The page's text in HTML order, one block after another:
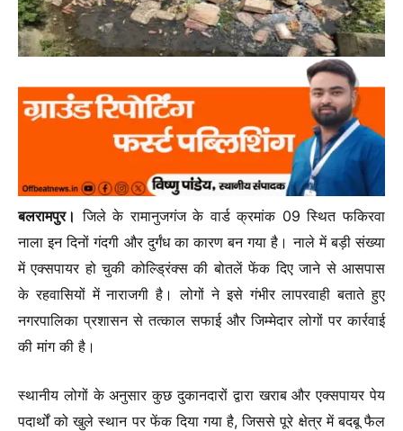
बलरामपुर। जिले के रामानुजगंज के वार्ड क्रमांक 09 स्थित फकिरवा
नाला इन दिनों गंदगी और दुर्गंध का कारण बन गया है। नाले में बड़ी संख्या
में एक्सपायर हो चुकी कोल्ड्रिंक्स की बोतलें फेंक दिए जाने से आसपास
के रहवासियों में नाराजगी है। लोगों ने इसे गंभीर लापरवाही बताते हुए
नगरपालिका प्रशासन से तत्काल सफाई और जिम्मेदार लोगों पर कार्रवाई
की मांग की है।
स्थानीय लोगों के अनुसार कुछ दुकानदारों द्वारा खराब और एक्सपायर पेय
पदार्थों को खुले स्थान पर फेंक दिया गया है, जिससे पूरे क्षेत्र में बदबू फैल